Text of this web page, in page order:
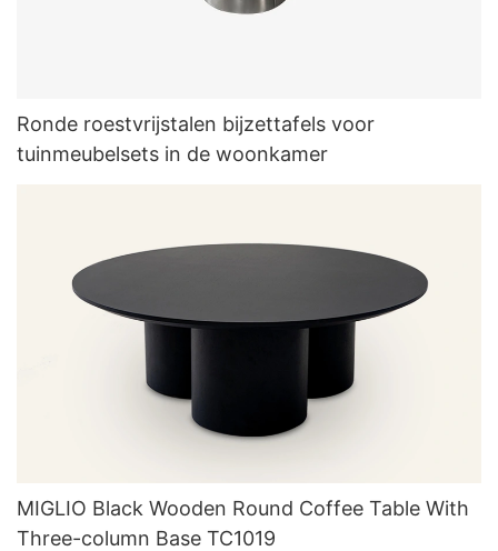
Ronde roestvrijstalen bijzettafels voor
tuinmeubelsets in de woonkamer
MIGLIO Black Wooden Round Coffee Table With
Three-column Base TC1019